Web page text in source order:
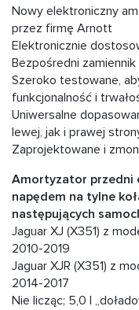
Nowy elektroniczny
przez firmę Arnott
Elektronicznie
Bezpośredni
Szeroko testowane,
funkcjonalność i
Uniwersalne
lewej, jak i prawej
Zaprojektowane i
Amortyzator przedni
napędem na tylne
następujących
Jaguar XJ (X351) z
2010-2019
Jaguar XJR (X351) z
2014-2017
Nie licząc; 5,0 l